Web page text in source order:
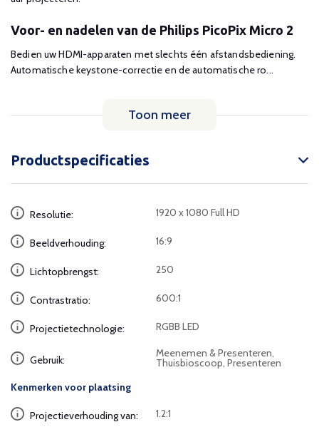
Voor- en nadelen van de Philips PicoPix Micro 2
Bedien uw HDMI-apparaten met slechts één afstandsbediening.
Automatische keystone-correctie en de automatische ro...
Toon meer
Productspecificaties
Resolutie: 1920 x 1080 Full HD
Beeldverhouding: 16:9
Lichtopbrengst: 250
Contrastratio: 600:1
Projectietechnologie: RGBB LED
Gebruik:
Meenemen & Presenteren,
Thuisbioscoop, Presenteren
Kenmerken voor plaatsing
Projectieverhouding van: 1.2:1